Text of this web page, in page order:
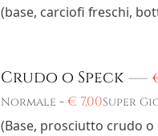
(base, carciofi freschi,
Crudo o Speck
Normale -€ 7,00Super
(Base, prosciutto crudo o